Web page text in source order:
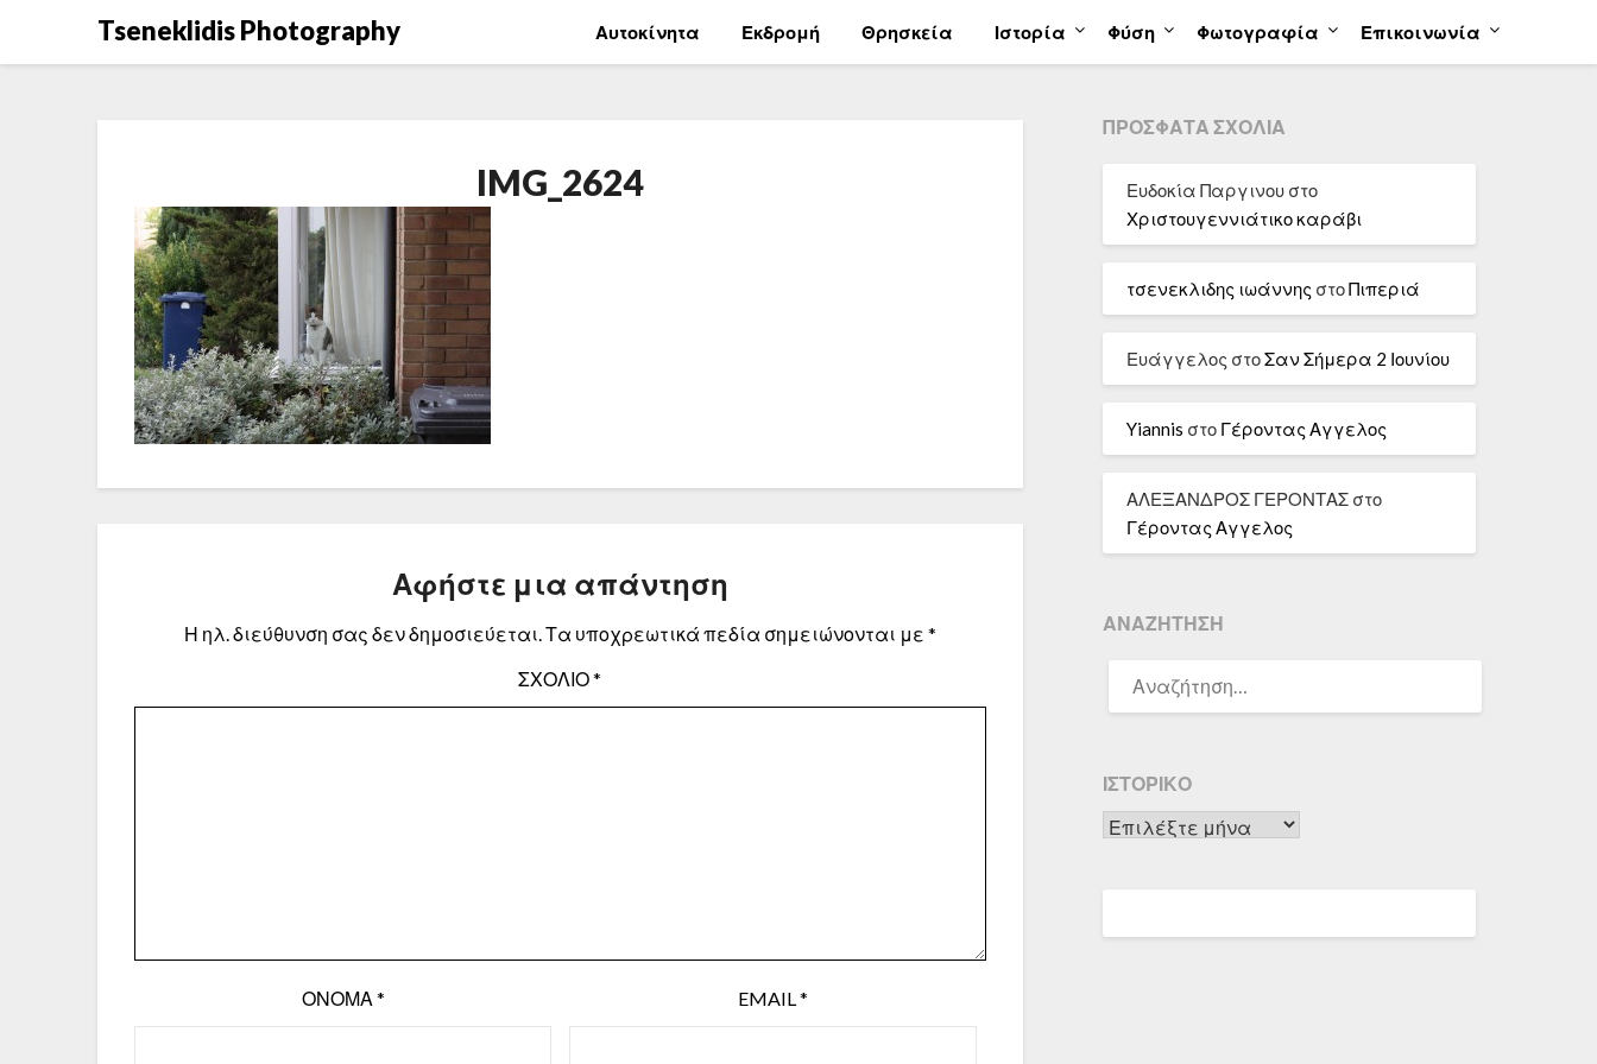
Tseneklidis Photography Αυτοκίνητα Εκδρομή Θρησκεία Ιστορία Φύση Φωτογραφία Επικοινωνία
IMG_2624
Αφήστε μια απάντηση
Η ηλ. διεύθυνση σας δεν δημοσιεύεται.Τα υποχρεωτικά πεδία σημειώνονται με *
ΣΧΌΛΙΟ*
ΌΝΟΜΑ * EMAIL*
ΠΡΌΣΦΑΤΑ ΣΧΌΛΙΑ
Ευδοκία Παργινουστο
Χριστουγεννιάτικο καράβι
τσενεκλιδης ιωάννης στοΠιπεριά
Ευάγγελος στοΣαν Σήμερα 2 Ιουνίου
Yiannis στο Γέροντας Αγγελος
ΑΛΕΞΑΝΔΡΟΣ ΓΕΡΟΝΤΑΣστο
Γέροντας Αγγελος
ΑΝΑΖΉΤΗΣΗ
ΓΙΑ:
ΙΣΤΟΡΙΚΌ
Ιστορικό